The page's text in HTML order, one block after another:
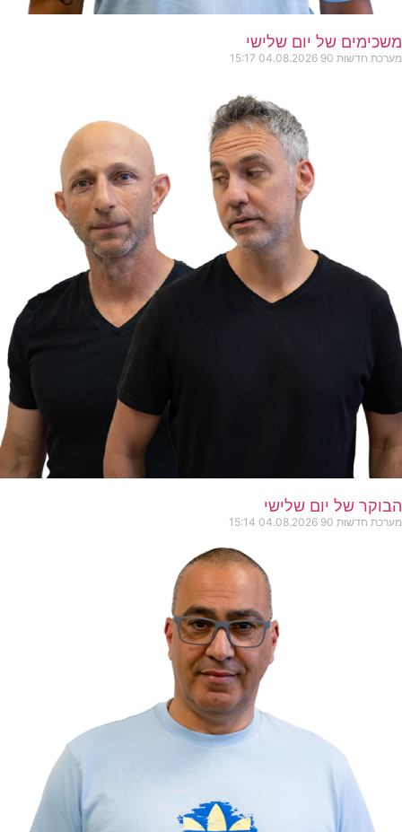
משכימים של יום שלישי
מערכת חדשות 90 04.08.2026
15:17
הבוקר של יום שלישי
מערכת חדשות 90 04.08.2026
15:14